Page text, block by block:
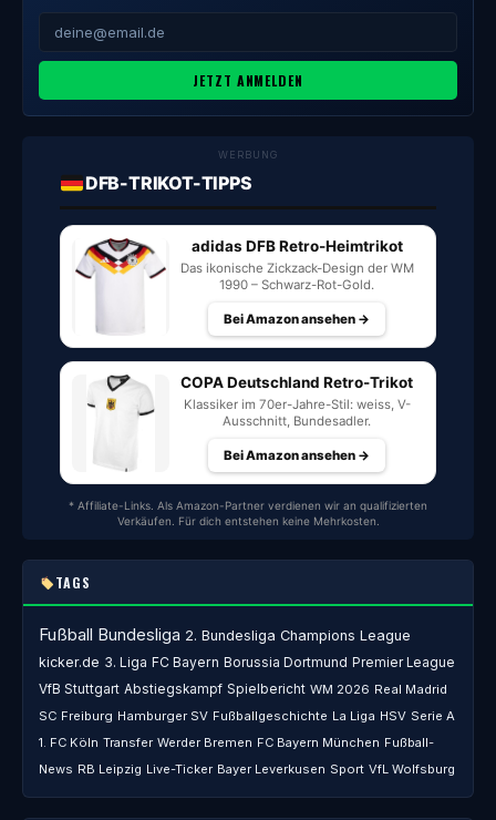
JETZT ANMELDEN
WERBUNG
DFB-TRIKOT-TIPPS
adidas DFB Retro-Heimtrikot
Das ikonische Zickzack-Design der WM
1990 – Schwarz-Rot-Gold.
Bei Amazon ansehen →
COPA Deutschland Retro-Trikot
Klassiker im 70er-Jahre-Stil: weiss, V-
Ausschnitt, Bundesadler.
Bei Amazon ansehen →
* Affiliate-Links. Als Amazon-Partner verdienen wir an qualifizierten
Verkäufen. Für dich entstehen keine Mehrkosten.
TAGS
Fußball Bundesliga 2. Bundesliga Champions League
kicker.de 3. Liga FC Bayern Borussia Dortmund Premier League
VfB Stuttgart Abstiegskampf Spielbericht WM 2026 Real Madrid
SC Freiburg Hamburger SV Fußballgeschichte La Liga HSV Serie A
1. FC Köln Transfer Werder Bremen FC Bayern München Fußball-
News RB Leipzig Live-Ticker Bayer Leverkusen Sport VfL Wolfsburg